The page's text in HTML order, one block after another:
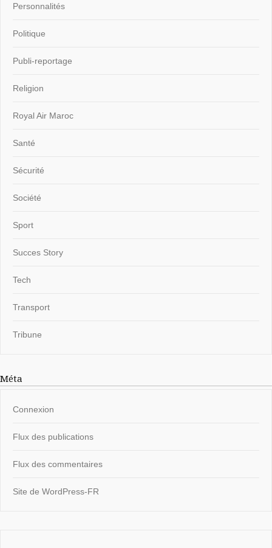
Personnalités
Politique
Publi-reportage
Religion
Royal Air Maroc
Santé
Sécurité
Société
Sport
Succes Story
Tech
Transport
Tribune
Méta
Connexion
Flux des publications
Flux des commentaires
Site de WordPress-FR